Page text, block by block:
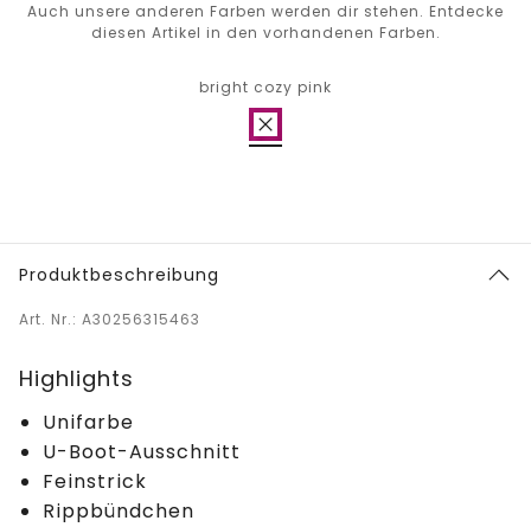
Auch unsere anderen Farben werden dir stehen. Entdecke
diesen Artikel in den vorhandenen Farben.
bright cozy pink
Produktbeschreibung
Art. Nr.: A30256315463
Highlights
Unifarbe
U-Boot-Ausschnitt
Feinstrick
Rippbündchen